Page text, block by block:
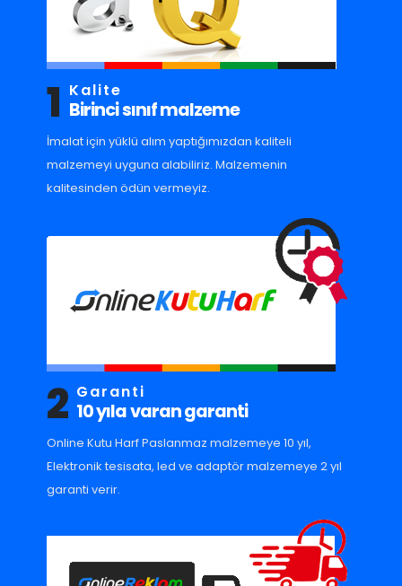
1 Kalite
Birinci sınıf malzeme
İmalat için yüklü alım yaptığımızdan kaliteli
malzemeyi uyguna alabiliriz. Malzemenin
kalitesinden ödün vermeyiz.
2 Garanti
10 yıla varan garanti
Online Kutu Harf Paslanmaz malzemeye 10 yıl,
Elektronik tesisata, led ve adaptör malzemeye 2 yıl
garanti verir.